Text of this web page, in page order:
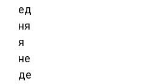
ед
ня
я
не
де